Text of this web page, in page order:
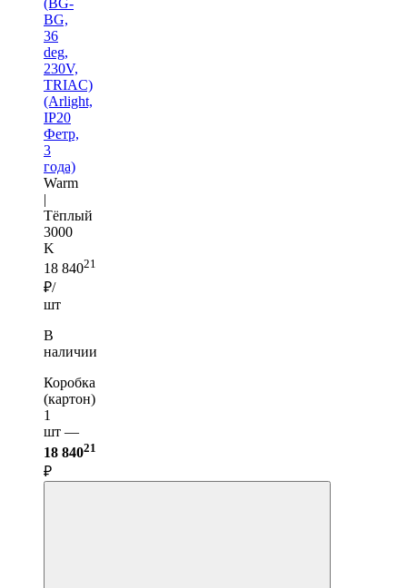
BG,
36
deg,
230V,
TRIAC)
(Arlight,
IP20
Фетр,
3
года)
Warm
|
Тёплый
3000
K
18 84021
₽/
шт
В
наличии
Коробка
(картон)
1
шт —
18 84021
₽